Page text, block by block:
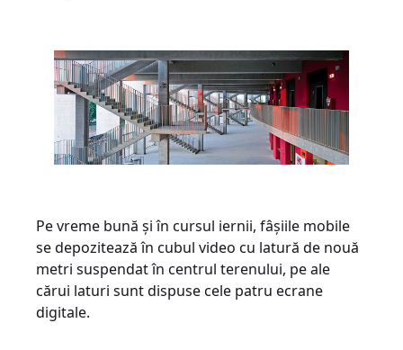
Pe vreme bună și în cursul iernii, fâșiile mobile
se depozitează în cubul video cu latură de nouă
metri suspendat în centrul terenului, pe ale
cărui laturi sunt dispuse cele patru ecrane
digitale.